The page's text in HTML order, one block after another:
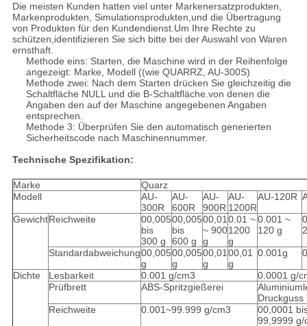
Die meisten Kunden hatten viel unter Markenersatzprodukten,
Markenprodukten, Simulationsprodukten,und die Übertragung
von Produkten für den Kundendienst.Um Ihre Rechte zu
schützen,identifizieren Sie sich bitte bei der Auswahl von Waren
ernsthaft.
Methode eins: Starten, die Maschine wird in der Reihenfolge
angezeigt: Marke, Modell ((wie QUARRZ, AU-300S)
Methode zwei: Nach dem Starten drücken Sie gleichzeitig die
Schaltfläche NULL und die B-Schaltfläche.von denen die
Angaben den auf der Maschine angegebenen Angaben
entsprechen.
Methode 3: Überprüfen Sie den automatisch generierten
Sicherheitscode nach Maschinennummer.
Technische Spezifikation:
Marke
Quarz
Modell
AU-
300R
AU-
600R
AU-
900R
AU-
1200R
AU-120R
GewichtReichweite
00,005
bis
300 g
00,005
bis
600 g
00,01
~ 900
g
0.01 ~
1200
g
0.001 ~
120 g
Standardabweichung00,005
g
00,005
g
00,01
g
00,01
g
0.001g
Dichte Lesbarkeit 0.001 g/cm3
0.0001 g/
Prüfbrett
ABS-Spritzgießerei
Druckguss
Reichweite
0.001~99.999 g/cm3
00,0001
99,9999 g/